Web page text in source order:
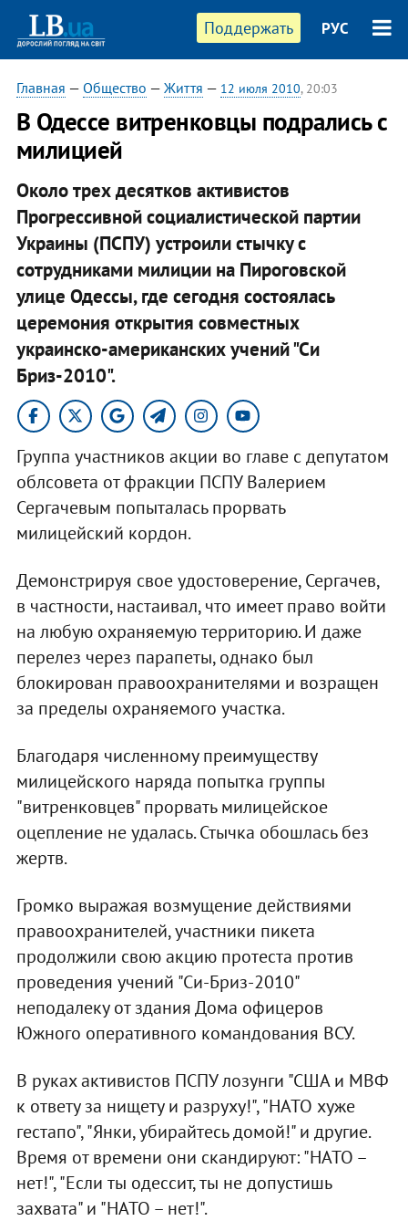
Поддержать РУС
Главная — Общество — Життя — 12 июля 2010, 20:03
В Одессе витренковцы подрались с
милицией
Около трех десятков активистов
Прогрессивной социалистической партии
Украины (ПСПУ) устроили стычку с
сотрудниками милиции на Пироговской
улице Одессы, где сегодня состоялась
церемония открытия совместных
украинско-американских учений "Си
Бриз-2010".
Группа участников акции во главе с депутатом
облсовета от фракции ПСПУ Валерием
Сергачевым попыталась прорвать
милицейский кордон.
Демонстрируя свое удостоверение, Сергачев,
в частности, настаивал, что имеет право войти
на любую охраняемую территорию. И даже
перелез через парапеты, однако был
блокирован правоохранителями и возращен
за пределы охраняемого участка.
Благодаря численному преимуществу
милицейского наряда попытка группы
"витренковцев" прорвать милицейское
оцепление не удалась. Стычка обошлась без
жертв.
Громко выражая возмущение действиями
правоохранителей, участники пикета
продолжили свою акцию протеста против
проведения учений "Си-Бриз-2010"
неподалеку от здания Дома офицеров
Южного оперативного командования ВСУ.
В руках активистов ПСПУ лозунги "США и МВФ
к ответу за нищету и разруху!", "НАТО хуже
гестапо", "Янки, убирайтесь домой!" и другие.
Время от времени они скандируют: "НАТО –
нет!", "Если ты одессит, ты не допустишь
захвата" и "НАТО – нет!".